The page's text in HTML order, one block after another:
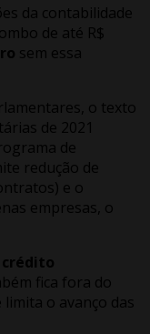
da contabilidade
de até R$
sem essa
o texto
de 2021
de
redução de
e o
empresas, o
crédito
fica fora do
o avanço das